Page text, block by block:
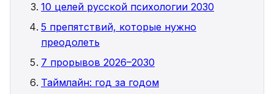
10 целей русской психологии 2030
5 препятствий, которые нужно
преодолеть
7 прорывов 2026–2030
Таймлайн: год за годом